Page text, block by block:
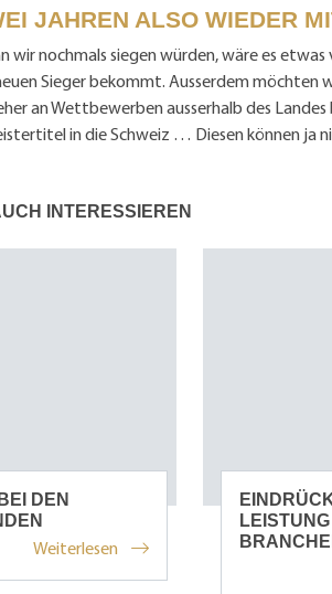
JAHREN ALSO WIEDER
wir nochmals siegen würden, wäre es etwas
Sieger bekommt. Ausserdem möchten
an Wettbewerben ausserhalb des
in die Schweiz … Diesen können ja
INTERESSIEREN
DEN
Weiterlesen